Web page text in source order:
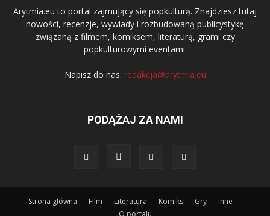
Arytmia.eu to portal zajmujący się popkulturą. Znajdziesz tutaj
nowości, recenzje, wywiady i rozbudowaną publicystykę
związaną z filmem, komiksem, literaturą, grami czy
popkulturowymi eventami.
Napisz do nas: redakcja@arytmia.eu
PODĄŻAJ ZA NAMI
Strona główna Film Literatura Komiks Gry
Inne